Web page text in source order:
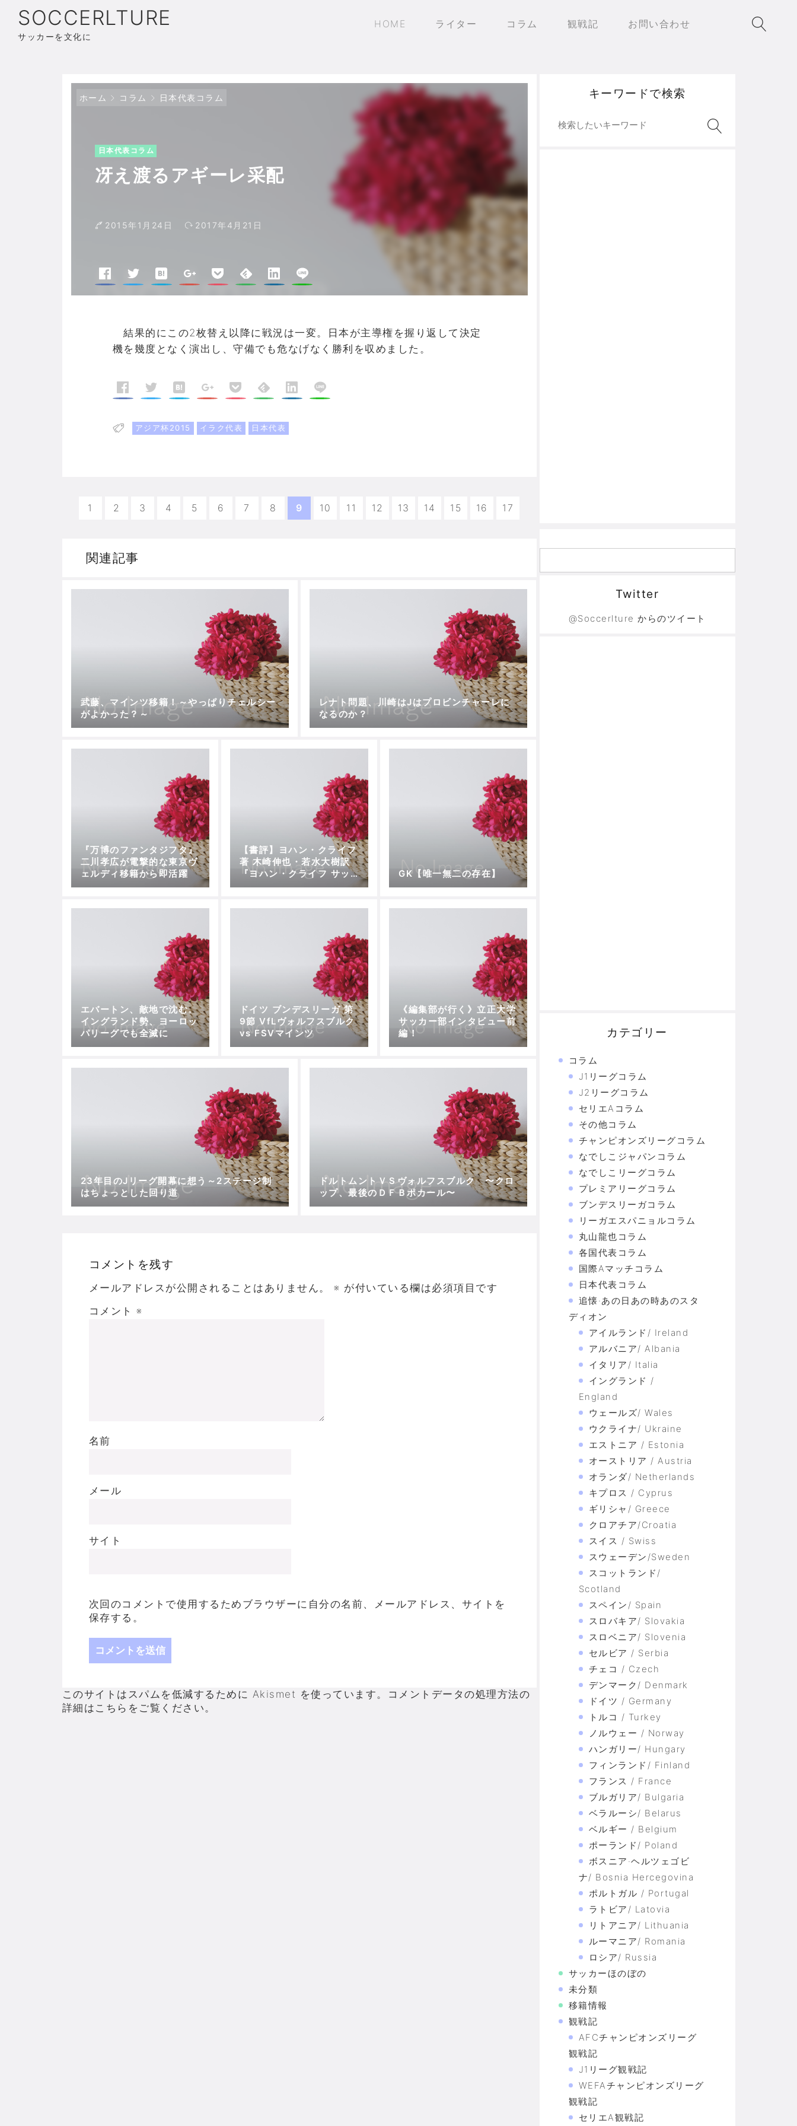
SOCCERLTURE
サッカーを文化に
HOME ライター コラム 観戦記 お問い合わせ
ホーム コラム 日本代表コラム
日本代表コラム
冴え渡るアギーレ采配
2015年1月24日 2017年4月21日
結果的にこの2枚替え以降に戦況は一変。日本が主導権を握り返して決定
機を幾度となく演出し、守備でも危なげなく勝利を収めました。
アジア杯2015 イラク代表 日本代表
1 2 3 4 5 6 7 8 9 10 11 12 13 14 15 16 17
関連記事
武藤、マインツ移籍！～やっぱりチェルシー
がよかった？～
レナト問題、川崎はJはプロビンチャーレに
なるのか？
『万博のファンタジフタ』
二川孝広が電撃的な東京ヴ
ェルディ移籍から即活躍
【書評】ヨハン・クライフ
著 木崎伸也・若水大樹訳
『ヨハン・クライフ サッ
カー論』
GK【唯一無二の存在】
エバートン、敵地で沈む。
イングランド勢、ヨーロッ
パリーグでも全滅に
ドイツ ブンデスリーガ 第
9節 VfLヴォルフスブルク
vs FSVマインツ
《編集部が行く》立正大学
サッカー部インタビュー前
編！
23年目のJリーグ開幕に想う～2ステージ制
はちょっとした回り道
ドルトムントＶＳヴォルフスブルク 〜クロ
ップ、最後のＤＦＢポカール〜
コメントを残す
メールアドレスが公開されることはありません。 ※ が付いている欄は必須項目です
コメント ※
名前
メール
サイト
次回のコメントで使用するためブラウザーに自分の名前、メールアドレス、サイトを
保存する。
このサイトはスパムを低減するために Akismet を使っています。
コメントデータの処理方法の
詳細はこちらをご覧ください。
キーワードで検索
Twitter
@Soccerlture からのツイート
カテゴリー
コラム
J1リーグコラム
J2リーグコラム
セリエAコラム
その他コラム
チャンピオンズリーグコラム
なでしこジャパンコラム
なでしこリーグコラム
プレミアリーグコラム
ブンデスリーガコラム
リーガエスパニョルコラム
丸山龍也コラム
各国代表コラム
国際Aマッチコラム
日本代表コラム
追懐·あの日あの時あのスタ
ディオン
アイルランド/ Ireland
アルバニア/ Albania
イタリア/ Italia
イングランド /
England
ウェールズ/ Wales
ウクライナ/ Ukraine
エストニア / Estonia
オーストリア / Austria
オランダ/ Netherlands
キプロス / Cyprus
ギリシャ/ Greece
クロアチア/Croatia
スイス / Swiss
スウェーデン/Sweden
スコットランド/
Scotland
スペイン/ Spain
スロバキア/ Slovakia
スロベニア/ Slovenia
セルビア / Serbia
チェコ / Czech
デンマーク/ Denmark
ドイツ / Germany
トルコ / Turkey
ノルウェー / Norway
ハンガリー/ Hungary
フィンランド/ Finland
フランス / France
ブルガリア/ Bulgaria
ベラルーシ/ Belarus
ベルギー / Belgium
ポーランド/ Poland
ボスニア·ヘルツェゴビ
ナ/ Bosnia Hercegovina
ポルトガル / Portugal
ラトビア/ Latovia
リトアニア/ Lithuania
ルーマニア/ Romania
ロシア/ Russia
サッカーほのぼの
未分類
移籍情報
観戦記
AFCチャンピオンズリーグ
観戦記
J1リーグ観戦記
WEFAチャンピオンズリーグ
観戦記
セリエA観戦記